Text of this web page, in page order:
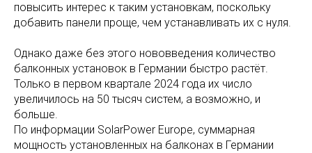
повысить интерес к таким установкам, поскольку
добавить панели проще, чем устанавливать их с нуля.
Однако даже без этого нововведения количество
балконных установок в Германии быстро растёт.
Только в первом квартале 2024 года их число
увеличилось на 50 тысяч систем, а возможно, и
больше.
По информации SolarPower Europe, суммарная
мощность установленных на балконах в Германии